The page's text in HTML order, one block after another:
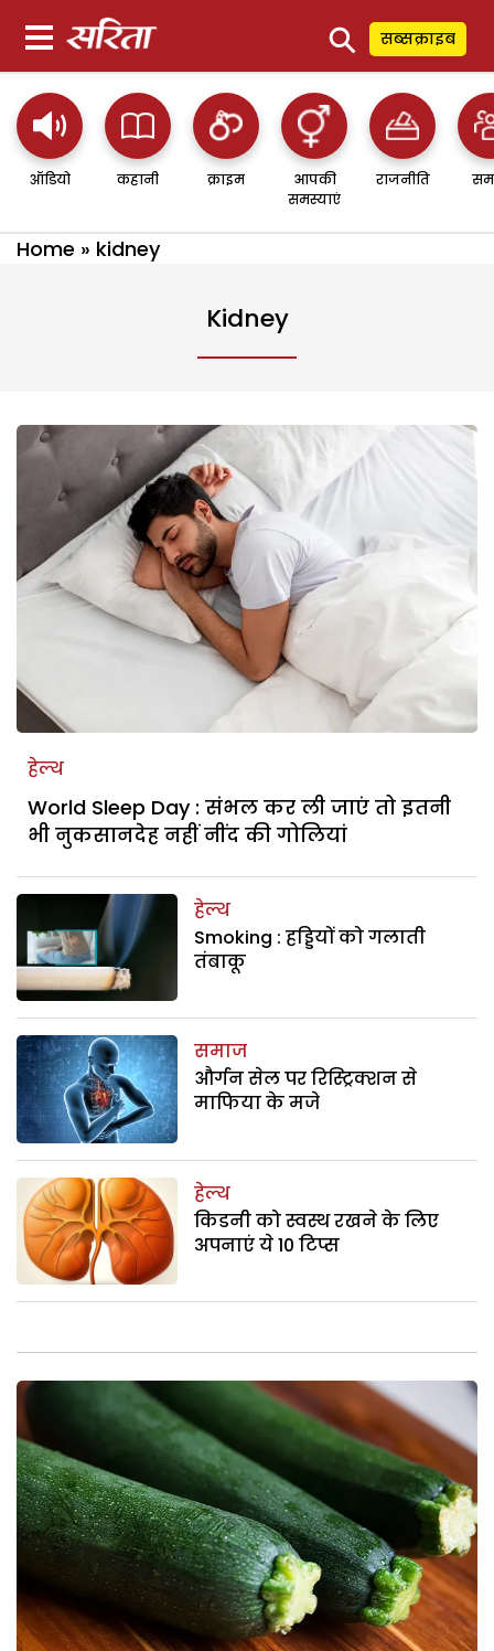
⚲ सब्सक्राइब
ऑडियो कहानी क्राइम
आपकी
समस्याएं
राजनीति
Home » kidney
Kidney
हेल्थ
World Sleep Day : संभल कर ली जाएं तो इतनी
भी नुकसानदेह नहीं नींद की गोलियां
हेल्थ
Smoking : हड्डियों को गलाती
तंबाकू
समाज
और्गन सेल पर रिस्ट्रिक्शन से
माफिया के मजे
हेल्थ
किडनी को स्वस्थ रखने के लिए
अपनाएं ये 10 टिप्स